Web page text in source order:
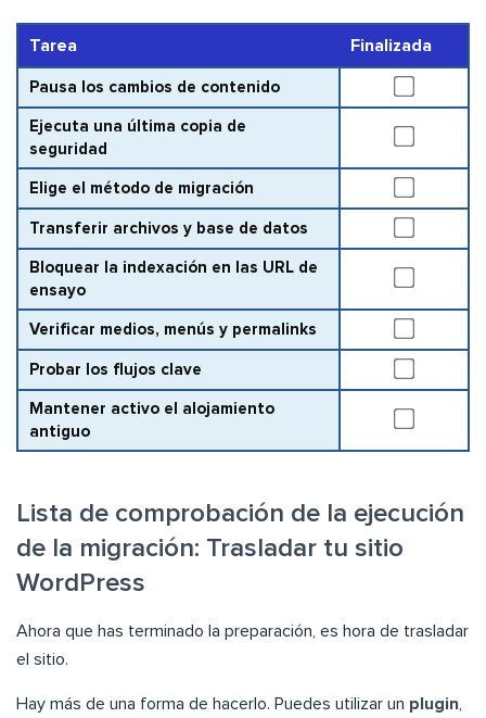
Tarea Finalizada
Pausa los cambios de contenido
Ejecuta una última copia de
seguridad
Elige el método de migración
Transferir archivos y base de datos
Bloquear la indexación en las URL de
ensayo
Verificar medios, menús y permalinks
Probar los flujos clave
Mantener activo el alojamiento
antiguo
Lista de comprobación de la ejecución
de la migración: Trasladar tu sitio
WordPress
Ahora que has terminado la preparación, es hora de trasladar
el sitio.
Hay más de una forma de hacerlo. Puedes utilizar un plugin,